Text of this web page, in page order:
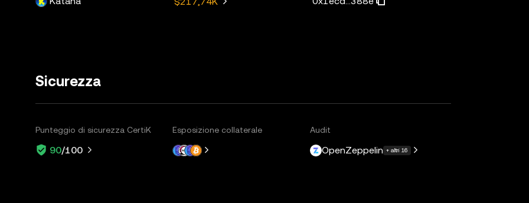
Sicurezza
Punteggio di sicurezza CertiK
90/100
Esposizione collaterale Audit
OpenZeppelin + altri 16